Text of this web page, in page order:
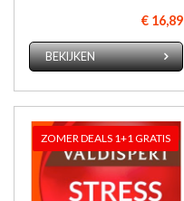
€ 16,89
BEKIJKEN
ZOMER DEALS 1+1 GRATIS